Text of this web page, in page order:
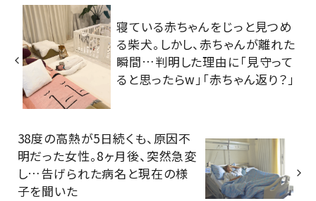
寝ている赤ちゃんをじっと見つめ
る柴犬。しかし、赤ちゃんが離れた
瞬間…判明した理由に「見守って
ると思ったらw」「赤ちゃん返り？」
38度の高熱が5日続くも、原因不
明だった女性。8ヶ月後、突然急変
し…告げられた病名と現在の様
子を聞いた